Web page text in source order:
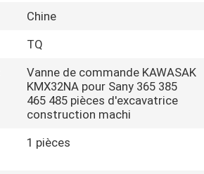
Chine
TQ
Vanne de commande KAWASAK
KMX32NA pour Sany 365 385
465 485 pièces d'excavatrice
construction machi
1 pièces